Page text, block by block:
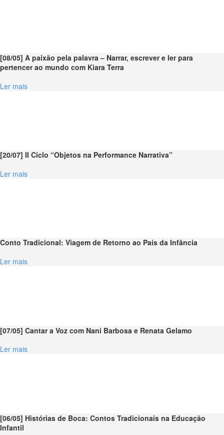
[08/05] A paixão pela palavra – Narrar, escrever e ler para
pertencer ao mundo com Kiara Terra
Ler mais
[20/07] II Ciclo “Objetos na Performance Narrativa”
Ler mais
Conto Tradicional: Viagem de Retorno ao País da Infância
Ler mais
[07/05] Cantar a Voz com Nani Barbosa e Renata Gelamo
Ler mais
[06/05] Histórias de Boca: Contos Tradicionais na Educação
Infantil